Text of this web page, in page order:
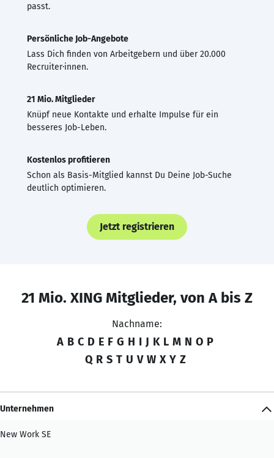
passt.
Persönliche Job-Angebote
Lass Dich finden von Arbeitgebern und über 20.000
Recruiter·innen.
21 Mio. Mitglieder
Knüpf neue Kontakte und erhalte Impulse für ein
besseres Job-Leben.
Kostenlos profitieren
Schon als Basis-Mitglied kannst Du Deine Job-Suche
deutlich optimieren.
Jetzt registrieren
21 Mio. XING Mitglieder, von A bis Z
Nachname:
A B C D E F G H I J K L M N O P
Q R S T U V W X Y Z
Unternehmen
New Work SE